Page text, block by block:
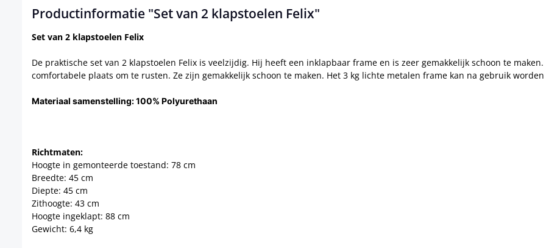
Productinformatie "Set van 2 klapstoelen Felix"
Set van 2 klapstoelen Felix
De praktische set van 2 klapstoelen Felix is veelzijdig. Hij heeft een inklapbaar frame en is zeer gemakkelijk schoon te
comfortabele plaats om te rusten. Ze zijn gemakkelijk schoon te maken. Het 3 kg lichte metalen frame kan na gebruik
Materiaal samenstelling:100% Polyurethaan
Richtmaten:
Hoogte in gemonteerde toestand: 78 cm
Breedte: 45 cm
Diepte: 45 cm
Zithoogte: 43 cm
Hoogte ingeklapt: 88 cm
Gewicht: 6,4 kg